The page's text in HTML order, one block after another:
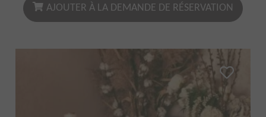
AJOUTER À LA DEMANDE DE RÉSERVATION